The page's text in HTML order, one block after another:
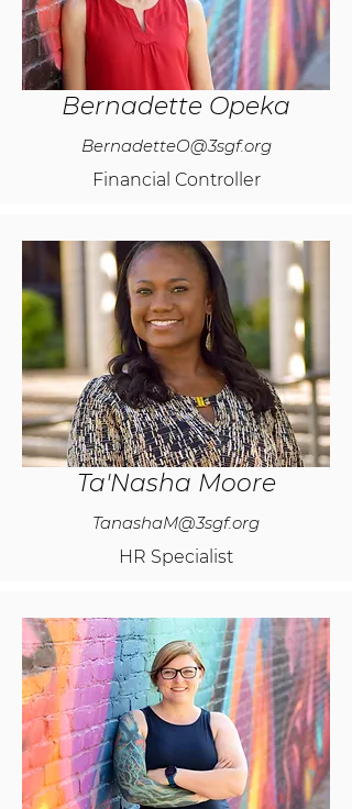
Bernadette Opeka
BernadetteO@3sgf.org
Financial Controller
Ta'Nasha Moore
TanashaM@3sgf.org
HR Specialist